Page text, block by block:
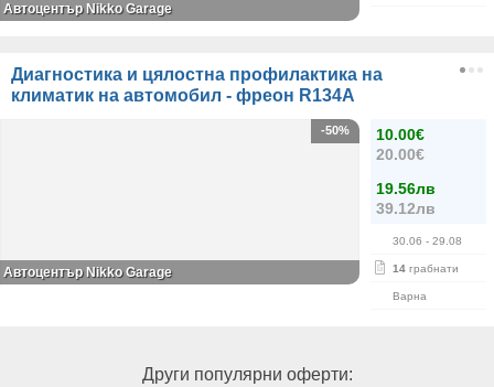
Автоцентър Nikko Garage
Диагностика и цялостна профилактика на
климатик на автомобил - фреон R134А
10.00€
20.00€
19.56лв
39.12лв
30.06 - 29.08
14 грабнати
Варна
-50%
Автоцентър Nikko Garage
Други популярни оферти: